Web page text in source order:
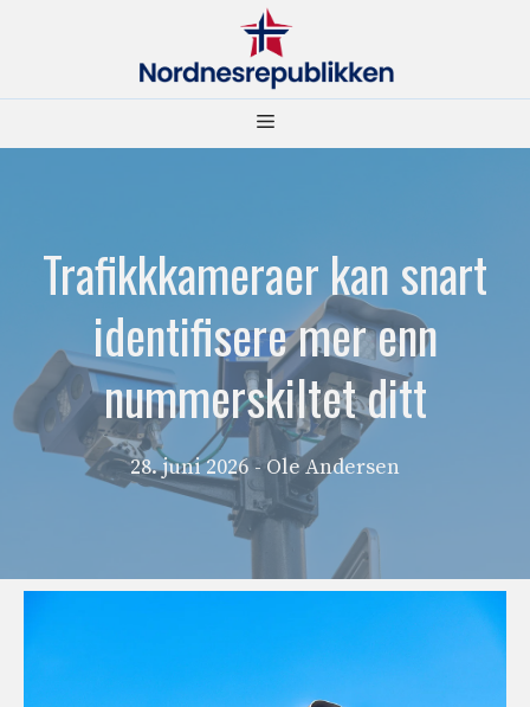
Meny
Trafikkkameraer kan snart
identifisere mer enn
nummerskiltet ditt
28. juni 2026 - Ole Andersen